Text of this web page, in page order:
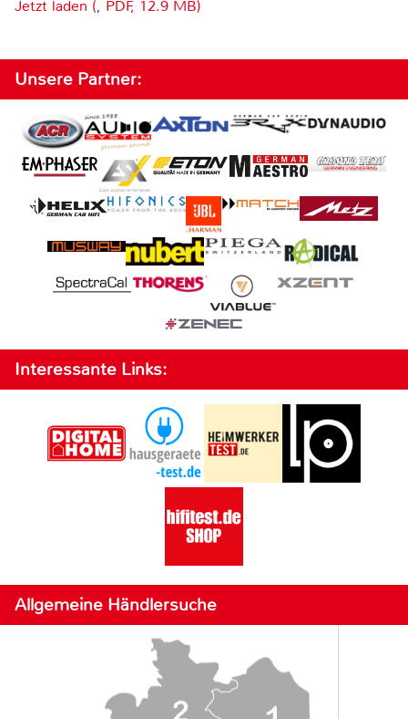
Jetzt laden (, PDF, 12.9 MB)
Unsere Partner:
Interessante Links:
Allgemeine Händlersuche